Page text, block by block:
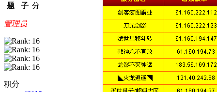
题
子 分
管理员
积分